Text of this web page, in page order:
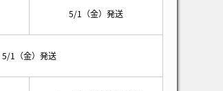
5/1（金）発送
5/1（金）発送